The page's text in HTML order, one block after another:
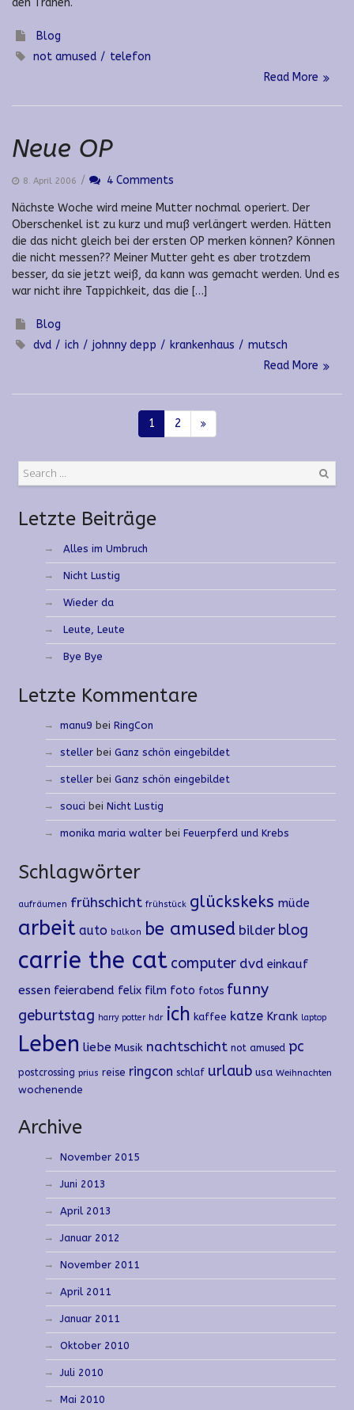
den Tränen.
Blog
not amused
telefon
Read More
Neue OP
8. April 2006 / 4 Comments
Nächste Woche wird meine Mutter nochmal operiert. Der
Oberschenkel ist zu kurz und muß verlängert werden. Hätten
die das nicht gleich bei der ersten OP merken können? Können
die nicht messen?? Meiner Mutter geht es aber trotzdem
besser, da sie jetzt weiß, da kann was gemacht werden. Und es
war nicht ihre Tappichkeit, das die […]
Blog
dvd
ich johnny depp krankenhaus
mutsch
Read More
1 2
Letzte Beiträge
Alles im Umbruch
Nicht Lustig
Wieder da
Leute, Leute
Bye Bye
Letzte Kommentare
manu9 bei RingCon
steller bei Ganz schön eingebildet
steller bei Ganz schön eingebildet
souci bei Nicht Lustig
monika maria walter bei Feuerpferd und Krebs
Schlagwörter
aufräumen frühschicht frühstück glückskeks müde
arbeit auto balkon be amused bilder blog
carrie the cat computer dvd einkauf
essen feierabend felix film foto fotos funny
geburtstag harry potter hdr ich kaffee katze Krank laptop
Leben liebe Musik nachtschicht not amused pc
postcrossing prius reise ringcon schlaf urlaub usa Weihnachten
wochenende
Archive
November 2015
Juni 2013
April 2013
Januar 2012
November 2011
April 2011
Januar 2011
Oktober 2010
Juli 2010
Mai 2010